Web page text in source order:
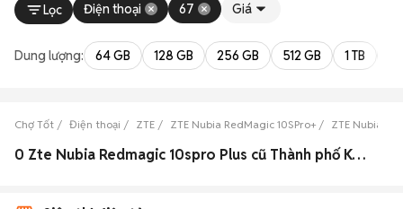
Lọc Điện thoại 67 Giá
Dung lượng: 64 GB 128 GB 256 GB 512 GB 1 TB
Chợ Tốt Điện thoại ZTE ZTE Nubia RedMagic 10SPro+ ZTE Nubia
0 Zte Nubia Redmagic 10spro Plus cũ Thành phố Kon Tum, Kon Tum đẹp